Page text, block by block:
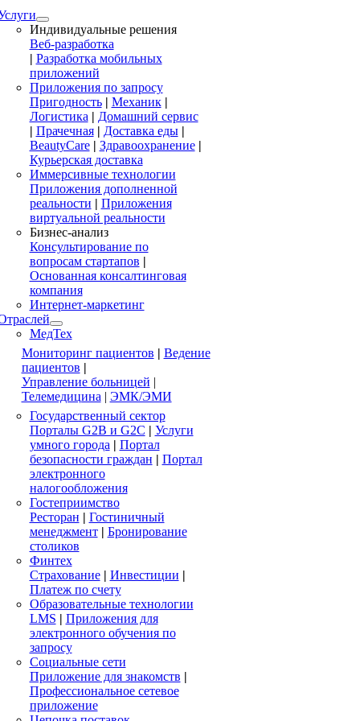
Индивидуальные решения
Веб-разработка
| Разработка мобильных
приложений
Приложения по запросу
Пригодность| Механик|
Логистика| Домашний сервис
| Прачечная | Доставка еды |
BeautyCare | Здравоохранение |
Курьерская доставка
Иммерсивные технологии
Приложения дополненной
реальности | Приложения
виртуальной реальности
Бизнес-анализ
Консультирование по
вопросам стартапов |
Основанная консалтинговая
компания
Интернет-маркетинг
МедТех
Мониторинг пациентов | Ведение
пациентов |
Управление больницей |
Телемедицина| ЭМК/ЭМИ
Государственный сектор
Порталы G2B и G2C | Услуги
умного города| Портал
безопасности граждан | Портал
электронного
налогообложения
Гостеприимство
Ресторан | Гостиничный
менеджмент| Бронирование
столиков
Финтех
Страхование| Инвестиции |
Платеж по счету
Образовательные технологии
LMS | Приложения для
электронного обучения по
запросу
Социальные сети
Приложение для знакомств |
Профессиональное сетевое
приложение